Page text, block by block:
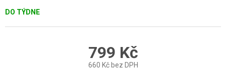
DO TÝDNE
799 Kč
660 Kč bez DPH